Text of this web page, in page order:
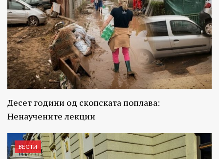
Десет години од скопската поплава:
Ненаучените лекции
ВЕСТИ